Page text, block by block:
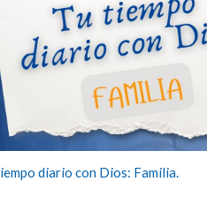
diario con Dios: Familia.